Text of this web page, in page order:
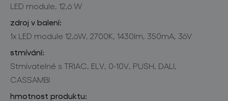
LED module, 12,6 W
zdroj v balení:
1x LED module 12,6W, 2700K, 1430lm, 350mA, 36V
stmívání:
Stmívatelné s TRIAC, ELV, 0-10V, PUSH, DALI,
CASSAMBI
hmotnost produktu: